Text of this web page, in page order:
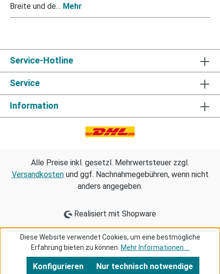
Breite und de… Mehr
Service-Hotline
Service
Information
Alle Preise inkl. gesetzl. Mehrwertsteuer zzgl.
Versandkostenund ggf. Nachnahmegebühren, wenn nicht
anders angegeben.
Realisiert mit Shopware
Diese Website verwendet Cookies, um eine bestmögliche
Erfahrung bieten zu können. Mehr Informationen ...
Nur technisch notwendige
Konfigurieren